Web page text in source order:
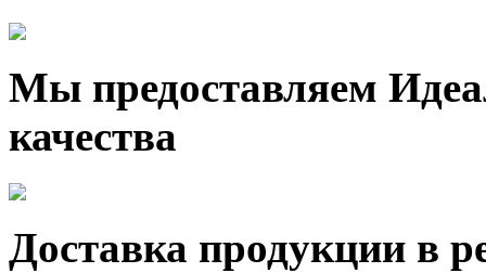
Мы предоставляем
качества
Доставка продукции в